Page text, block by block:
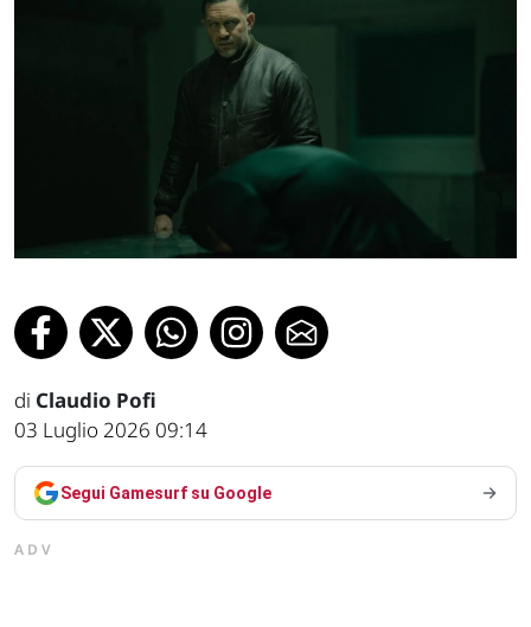
di Claudio Pofi
03 Luglio 2026 09:14
Segui Gamesurf su Google
ADV